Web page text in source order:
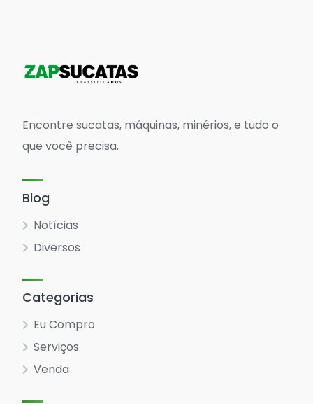
Encontre sucatas, máquinas, minérios, e tudo o
que você precisa.
Blog
Notícias
Diversos
Categorias
Eu Compro
Serviços
Venda